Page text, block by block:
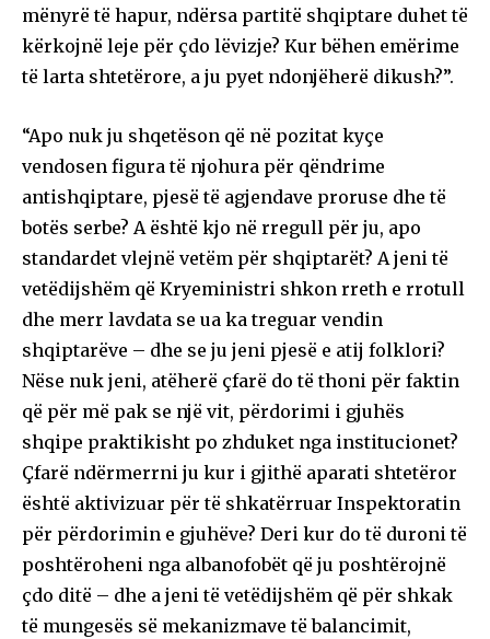
mënyrë të hapur, ndërsa partitë shqiptare duhet të
kërkojnë leje për çdo lëvizje? Kur bëhen emërime
të larta shtetërore, a ju pyet ndonjëherë dikush?”.
“Apo nuk ju shqetëson që në pozitat kyçe
vendosen figura të njohura për qëndrime
antishqiptare, pjesë të agjendave proruse dhe të
botës serbe? A është kjo në rregull për ju, apo
standardet vlejnë vetëm për shqiptarët? A jeni të
vetëdijshëm që Kryeministri shkon rreth e rrotull
dhe merr lavdata se ua ka treguar vendin
shqiptarëve – dhe se ju jeni pjesë e atij folklori?
Nëse nuk jeni, atëherë çfarë do të thoni për faktin
që për më pak se një vit, përdorimi i gjuhës
shqipe praktikisht po zhduket nga institucionet?
Çfarë ndërmerrni ju kur i gjithë aparati shtetëror
është aktivizuar për të shkatërruar Inspektoratin
për përdorimin e gjuhëve? Deri kur do të duroni të
poshtëroheni nga albanofobët që ju poshtërojnë
çdo ditë – dhe a jeni të vetëdijshëm që për shkak
të mungesës së mekanizmave të balancimit,